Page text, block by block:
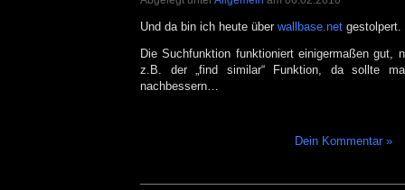
Und da bin ich heute über wallbase.net gestolpert.
Die Suchfunktion funktioniert einigermaßen gut,
z.B. der „find similar“ Funktion, da sollte
nachbessern…
Dein Kommentar »